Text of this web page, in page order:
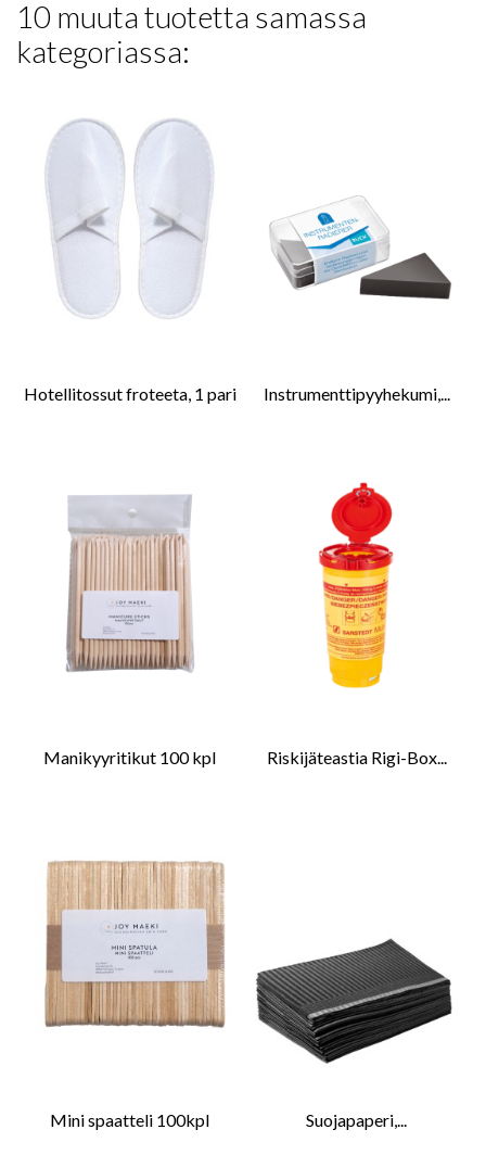
10 muuta tuotetta samassa
kategoriassa:
Hotellitossut froteeta, 1 pari Instrumenttipyyhekumi,...
Manikyyritikut 100 kpl Riskijäteastia Rigi-Box...
Mini spaatteli 100kpl Suojapaperi,...